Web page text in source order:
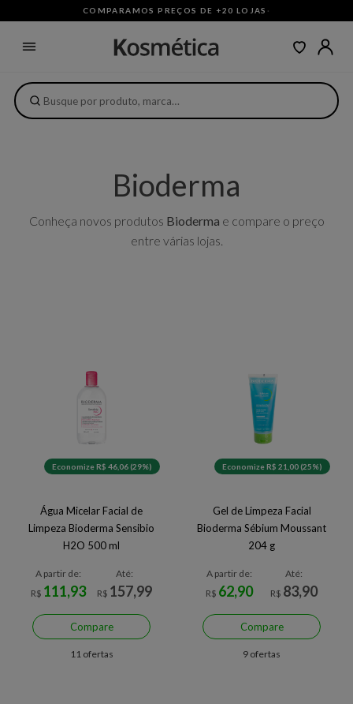
COMPARAMOS PREÇOS DE +20 LOJAS ·
Bioderma
Conheça novos produtos Bioderma e compare o preço
entre várias lojas.
Economize R$ 46,06 (29%)
Água Micelar Facial de
Limpeza Bioderma Sensibio
H2O 500 ml
A partir de:
R$ 111,93
Até:
R$ 157,99
Compare
11 ofertas
Economize R$ 21,00 (25%)
Gel de Limpeza Facial
Bioderma Sébium Moussant
204 g
A partir de:
R$ 62,90
Até:
R$ 83,90
Compare
9 ofertas